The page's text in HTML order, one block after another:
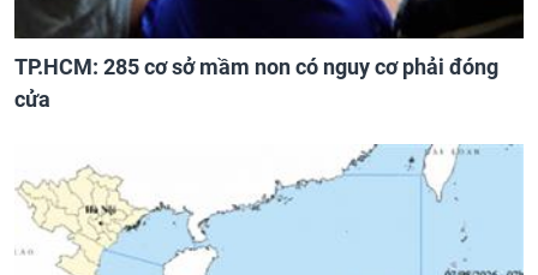
TP.HCM: 285 cơ sở mầm non có nguy cơ phải đóng
cửa